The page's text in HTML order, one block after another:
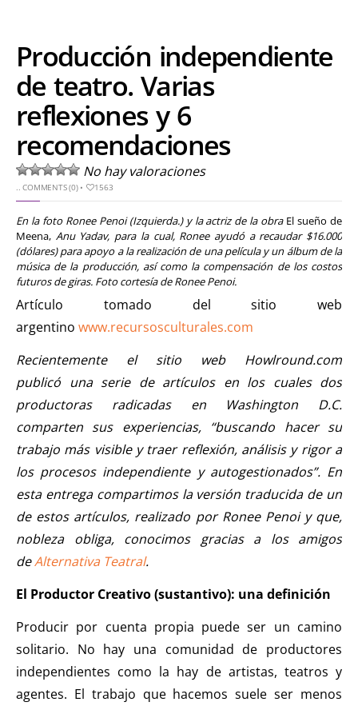
Producción independiente
de teatro. Varias
reflexiones y 6
recomendaciones
No hay valoraciones
..COMMENTS (0)• 1563
En la foto Ronee Penoi (Izquierda.) y la actriz de la obra El sueño de
Meena, Anu Yadav, para la cual, Ronee ayudó a recaudar $16.000
(dólares) para apoyo a la realización de una película y un álbum de la
música de la producción, así como la compensación de los costos
futuros de giras. Foto cortesía de Ronee Penoi.
Artículo tomado del sitio web
argentino www.recursosculturales.com
Recientemente el sitio web Howlround.com
publicó una serie de artículos en los cuales dos
productoras radicadas en Washington D.C.
comparten sus experiencias, “buscando hacer su
trabajo más visible y traer reflexión, análisis y rigor a
los procesos independiente y autogestionados”. En
esta entrega compartimos la versión traducida de un
de estos artículos, realizado por Ronee Penoi y que,
nobleza obliga, conocimos gracias a los amigos
deAlternativa Teatral.
El Productor Creativo (sustantivo): una definición
Producir por cuenta propia puede ser un camino
solitario. No hay una comunidad de productores
independientes como la hay de artistas, teatros y
agentes. El trabajo que hacemos suele ser menos